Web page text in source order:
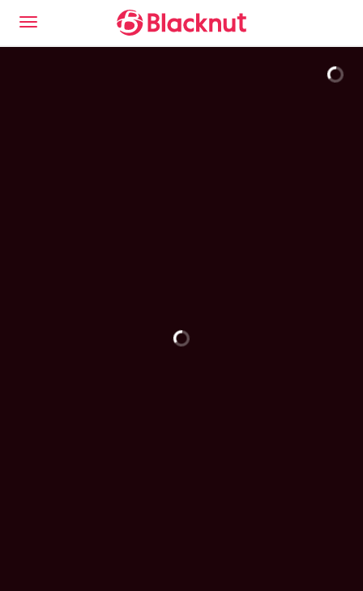
Découvrez l'expérience Blacknut Cloud Gaming